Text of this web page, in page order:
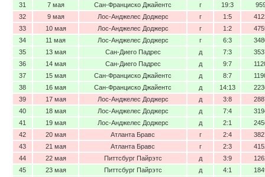
31
7 мая Сан-Франциско Джайентс г 19:3
32
9 мая Лос-Анджелес Доджерс г 1:5
33
10 мая Лос-Анджелес Доджерс г 1:2
34
11 мая Лос-Анджелес Доджерс г 6:3
35
13 мая Сан-Диего Падрес д 7:3
36
14 мая Сан-Диего Падрес д 9:7
37
15 мая Сан-Франциско Джайентс д 8:7
38
16 мая Сан-Франциско Джайентс д 14:13
39
17 мая Лос-Анджелес Доджерс д 3:8
40
18 мая Лос-Анджелес Доджерс д 7:4
41
19 мая Лос-Анджелес Доджерс д 2:1
42
20 мая Атланта Бравс г 2:4
43
21 мая Атланта Бравс г 2:3
44
22 мая Питтсбург Пайрэтс д 3:9
45
23 мая Питтсбург Пайрэтс д 4:1